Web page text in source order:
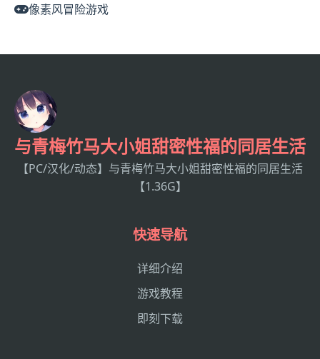
像素风冒险游戏
与青梅竹马大小姐甜密性福的同居生活
【PC/汉化/动态】与青梅竹马大小姐甜密性福的同居生活
【1.36G】
快速导航
详细介绍
游戏教程
即刻下载